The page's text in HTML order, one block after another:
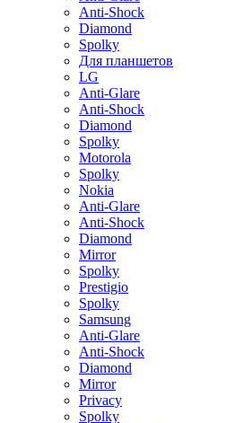
Anti-Shock
Diamond
Spolky
Для планшетов
LG
Anti-Glare
Anti-Shock
Diamond
Spolky
Motorola
Spolky
Nokia
Anti-Glare
Anti-Shock
Diamond
Mirror
Spolky
Prestigio
Spolky
Samsung
Anti-Glare
Anti-Shock
Diamond
Mirror
Privacy
Spolky